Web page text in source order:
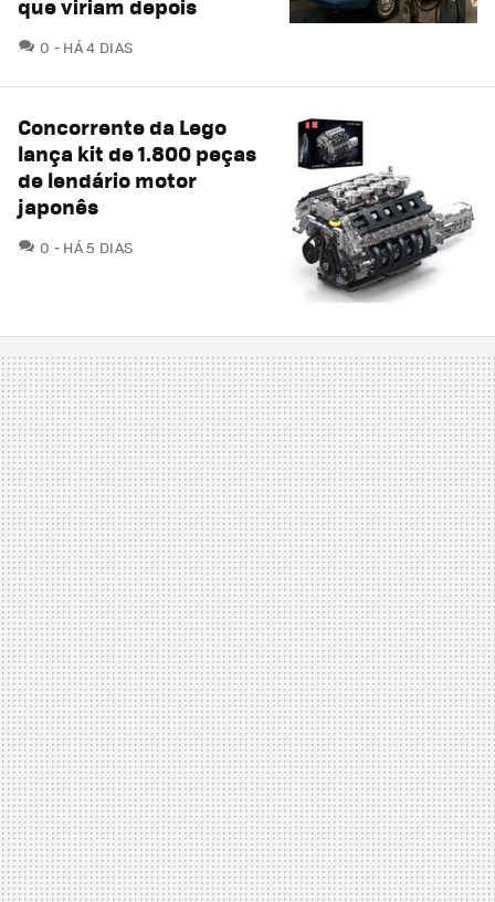
que viriam depois
0 COMENTÁRIOS
HÁ 4 DIAS
Concorrente da Lego
lança kit de 1.800 peças
de lendário motor
japonês
0 COMENTÁRIOS
HÁ 5 DIAS